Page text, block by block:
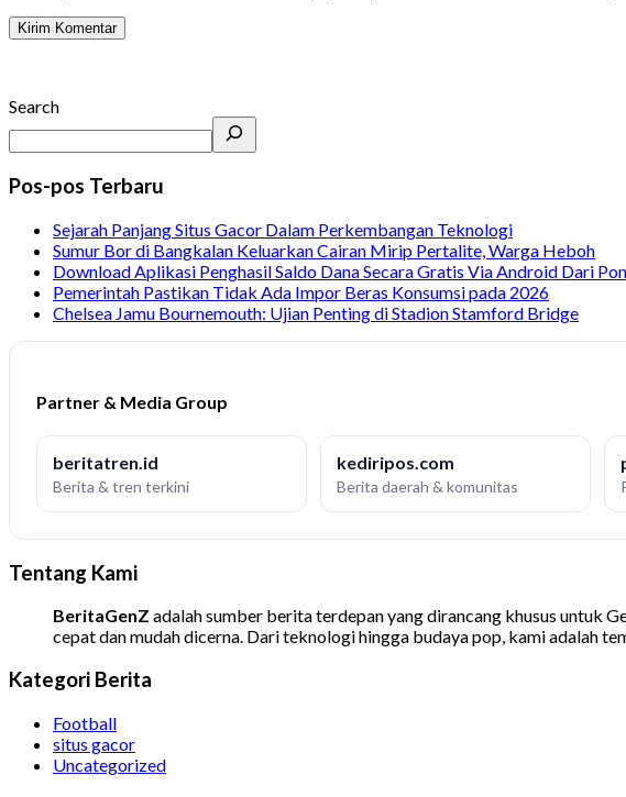
Search
Pos-pos Terbaru
Sejarah Panjang Situs Gacor Dalam Perkembangan Teknologi
Sumur Bor di Bangkalan Keluarkan Cairan Mirip Pertalite, Warga Heboh
Download Aplikasi Penghasil Saldo Dana Secara Gratis Via Android Dari
Pemerintah Pastikan Tidak Ada Impor Beras Konsumsi pada 2026
Chelsea Jamu Bournemouth: Ujian Penting di Stadion Stamford Bridge
Partner & Media Group
beritatren.id
Berita & tren terkini
kediripos.com
Berita daerah & komunitas
Tentang Kami
BeritaGenZ adalah sumber berita terdepan yang dirancang khusus untuk
cepat dan mudah dicerna. Dari teknologi hingga budaya pop, kami adalah
Kategori Berita
Football
situs gacor
Uncategorized